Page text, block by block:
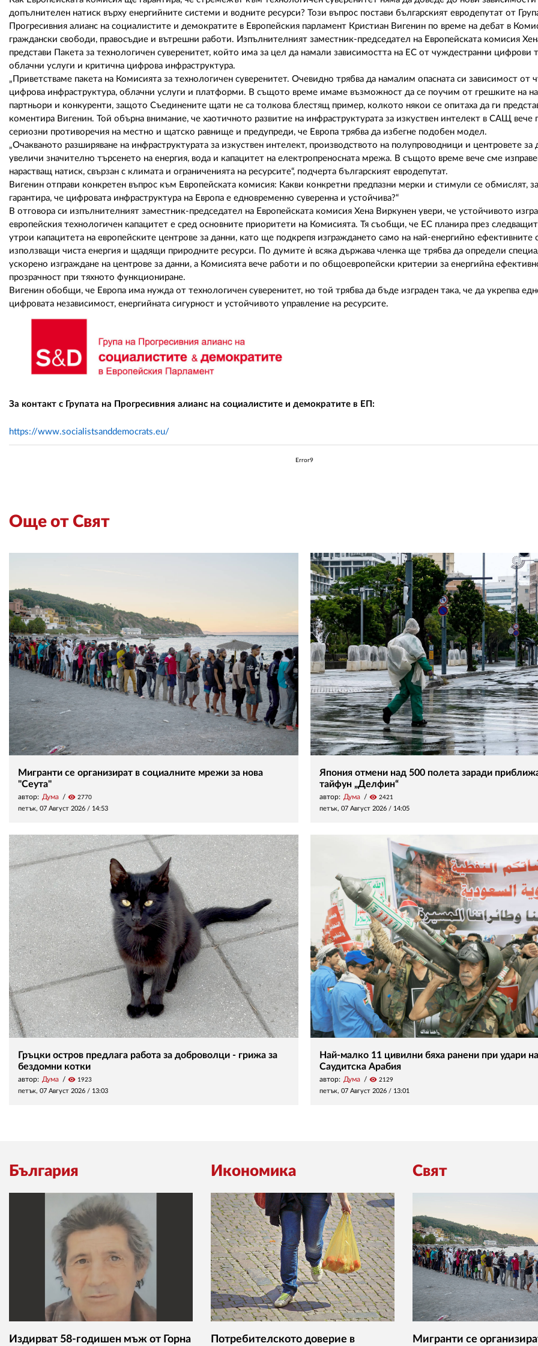
допълнителен натиск върху енергийните системи и водните ресурси? Този въпрос постави българският евродепутат от
Прогресивния алианс на социалистите и демократите в Европейския парламент Кристиан Вигенин по време на дебат в
граждански свободи, правосъдие и вътрешни работи. Изпълнителният заместник-председател на Европейската комисия
представи Пакета за технологичен суверенитет, който има за цел да намали зависимостта на ЕС от чуждестранни цифрови
облачни услуги и критична цифрова инфраструктура.
„Приветстваме пакета на Комисията за технологичен суверенитет. Очевидно трябва да намалим опасната си зависимост от
цифрова инфраструктура, облачни услуги и платформи. В същото време имаме възможност да се поучим от грешките на
партньори и конкуренти, защото Съединените щати не са толкова блестящ пример, колкото някои се опитаха да ги
коментира Вигенин. Той обърна внимание, че хаотичното развитие на инфраструктурата за изкуствен интелект в САЩ вече
сериозни противоречия на местно и щатско равнище и предупреди, че Европа трябва да избегне подобен модел.
„Очакваното разширяване на инфраструктурата за изкуствен интелект, производството на полупроводници и центровете за
увеличи значително търсенето на енергия, вода и капацитет на електропреносната мрежа. В същото време вече сме
нарастващ натиск, свързан с климата и ограниченията на ресурсите“, подчерта българският евродепутат.
Вигенин отправи конкретен въпрос към Европейската комисия: Какви конкретни предпазни мерки и стимули се обмислят,
гарантира, че цифровата инфраструктура на Европа е едновременно суверенна и устойчива?“
В отговора си изпълнителният заместник-председател на Европейската комисия Хена Виркунен увери, че устойчивото
европейския технологичен капацитет е сред основните приоритети на Комисията. Тя съобщи, че ЕС планира през
утрои капацитета на европейските центрове за данни, като ще подкрепя изграждането само на най-енергийно ефективните
използващи чиста енергия и щадящи природните ресурси. По думите ѝ всяка държава членка ще трябва да определи
ускорено изграждане на центрове за данни, а Комисията вече работи и по общоевропейски критерии за енергийна
прозрачност при тяхното функциониране.
Вигенин обобщи, че Европа има нужда от технологичен суверенитет, но той трябва да бъде изграден така, че да укрепва
цифровата независимост, енергийната сигурност и устойчивото управление на ресурсите.
За контакт с Групата на Прогресивния алианс на социалистите и демократите в ЕП:
https://www.socialistsanddemocrats.eu/
Error9
Още от Свят
Мигранти се организират в социалните мрежи за нова
"Сеута"
автор: Дума visibility 2770
петък, 07 Август 2026 / 14:53
Япония отмени над 500 полета заради
тайфун „Делфин“
автор: Дума visibility 2421
петък, 07 Август 2026 / 14:05
Гръцки остров предлага работа за доброволци - грижа за
бездомни котки
автор: Дума visibility 1923
петък, 07 Август 2026 / 13:03
Най-малко 11 цивилни бяха ранени при удари
Саудитска Арабия
автор: Дума visibility 2129
петък, 07 Август 2026 / 13:01
България
Издирват 58-годишен мъж от Горна
Икономика
Потребителското доверие в
Свят
Мигранти се